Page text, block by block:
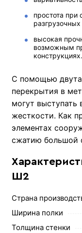
простота при
высокая
возможным
конструкциях.
С помощью
перекрытия в
могут выступать
жесткости. Как
элементах
сжатию большой
Ш2
Страна
Ширина полки
Толщина стенки